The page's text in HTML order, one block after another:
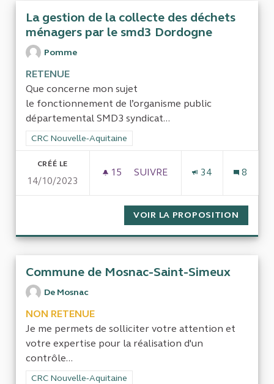
La gestion de la collecte des déchets
ménagers par le smd3 Dordogne
Pomme
RETENUE
Que concerne mon sujet
le fonctionnement de l’organisme public
départemental SMD3 syndicat...
Filtrer les résultats de la catégorie : CRC Nouvelle-Aquitaine
CRC Nouvelle-Aquitaine
CRÉÉ LE
14/10/2023
15 15 ABONNÉS
SUIVRE
34 8
VOIR LA PROPOSITION
Commune de Mosnac-Saint-Simeux
De Mosnac
NON RETENUE
Je me permets de solliciter votre attention et
votre expertise pour la réalisation d'un
contrôle...
Filtrer les résultats de la catégorie : CRC Nouvelle-Aquitaine
CRC Nouvelle-Aquitaine